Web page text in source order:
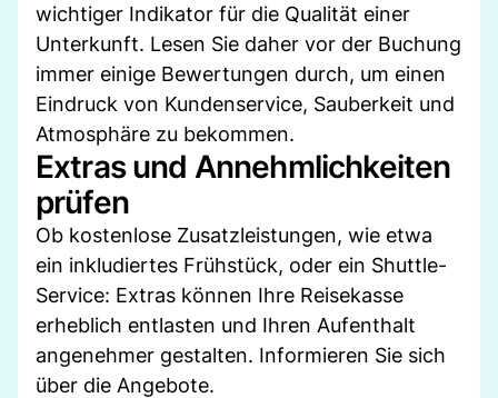
wichtiger Indikator für die Qualität einer
Unterkunft. Lesen Sie daher vor der Buchung
immer einige Bewertungen durch, um einen
Eindruck von Kundenservice, Sauberkeit und
Atmosphäre zu bekommen.
Extras und Annehmlichkeiten
prüfen
Ob kostenlose Zusatzleistungen, wie etwa
ein inkludiertes Frühstück, oder ein Shuttle-
Service: Extras können Ihre Reisekasse
erheblich entlasten und Ihren Aufenthalt
angenehmer gestalten. Informieren Sie sich
über die Angebote.